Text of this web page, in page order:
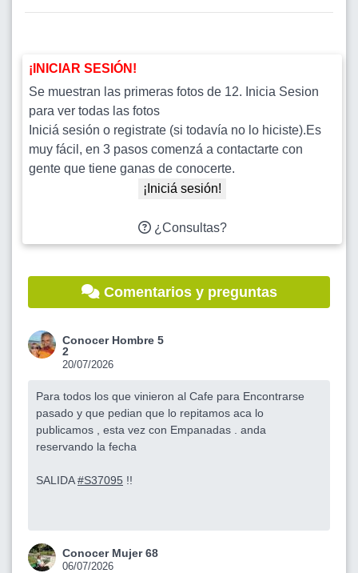
¡INICIAR SESIÓN!
Se muestran las primeras fotos de 12. Inicia Sesion
para ver todas las fotos
Iniciá sesión o registrate (si todavía no lo hiciste).Es
muy fácil, en 3 pasos comenzá a contactarte con
gente que tiene ganas de conocerte.
¡Iniciá sesión!
¿Consultas?
Comentarios y preguntas
Conocer Hombre 5
2
20/07/2026
Para todos los que vinieron al Cafe para Encontrarse
pasado y que pedian que lo repitamos aca lo
publicamos , esta vez con Empanadas . anda
reservando la fecha
SALIDA#S37095 !!
Conocer Mujer 68
06/07/2026